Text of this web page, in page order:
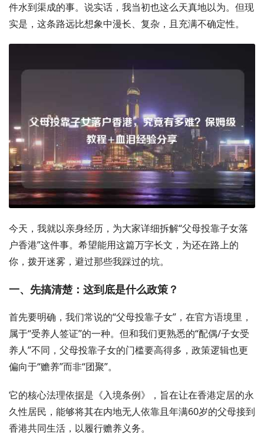
件水到渠成的事。说实话，我当初也这么天真地以为。但现
实是，这条路远比想象中漫长、复杂，且充满不确定性。
今天，我就以亲身经历，为大家详细拆解“父母投靠子女落
户香港”这件事。希望能用这篇万字长文，为还在路上的
你，拨开迷雾，避过那些我踩过的坑。
一、先搞清楚：这到底是什么政策？
首先要明确，我们常说的“父母投靠子女”，在官方语境里，
属于“受养人签证”的一种。但和我们更熟悉的“配偶/子女受
养人”不同，父母投靠子女的门槛要高得多，政策逻辑也更
偏向于“赡养”而非“团聚”。
它的核心法理依据是《入境条例》，旨在让在香港定居的永
久性居民，能够将其在内地无人依靠且年满60岁的父母接到
香港共同生活，以履行赡养义务。